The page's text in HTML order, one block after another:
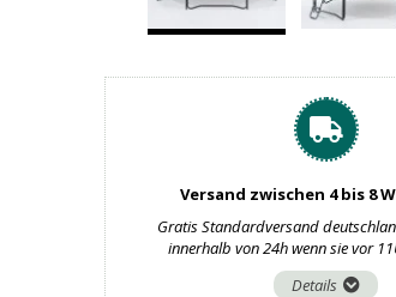
Versand zwischen 4 bis 8
Gratis Standardversand
innerhalb von 24h wenn sie vor
Details